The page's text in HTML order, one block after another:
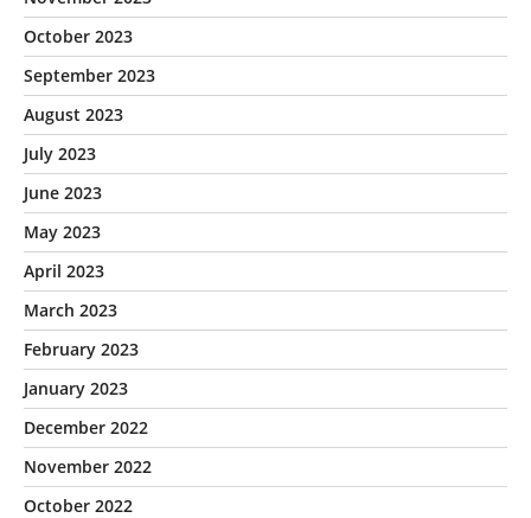
October 2023
September 2023
August 2023
July 2023
June 2023
May 2023
April 2023
March 2023
February 2023
January 2023
December 2022
November 2022
October 2022